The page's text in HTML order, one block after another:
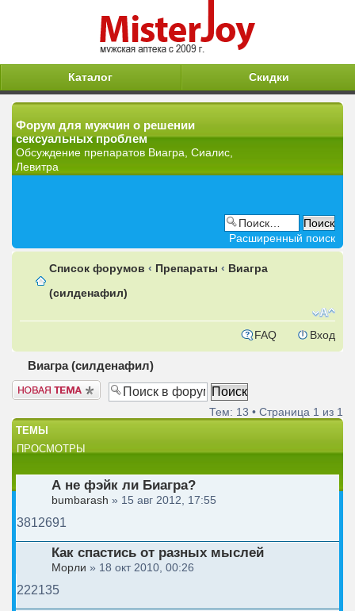
Каталог Скидки
Форум для мужчин о решении
сексуальных проблем
Обсуждение препаратов Виагра, Сиалис,
Левитра
Расширенный поиск
Список форумов ‹ Препараты ‹ Виагра
(силденафил)
FAQ Вход
Виагра (силденафил)
Новая тема
Тем: 13 • Страница 1 из 1
ТЕМЫ
ПРОСМОТРЫ
А не фэйк ли Биагра?
bumbarash » 15 авг 2012, 17:55
3812691
Как спастись от разных мыслей
Морли » 18 окт 2010, 00:26
222135